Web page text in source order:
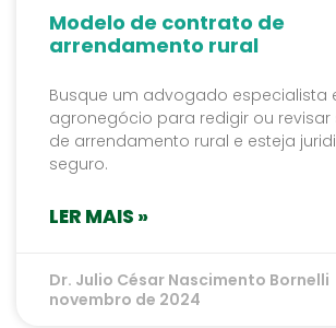
Modelo de contrato de
arrendamento rural
Busque um advogado especialista
agronegócio para redigir ou
de arrendamento rural e esteja
seguro.
LER MAIS »
Dr. Julio César Nascimento Bornelli
novembro de 2024